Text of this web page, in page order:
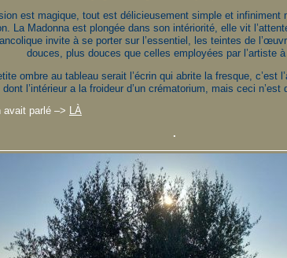
est magique, tout est délicieusement simple et infiniment
La Madonna est plongée dans son intériorité, elle vit
invite à se porter sur l’essentiel, les teintes de
douces, plus douces que celles employées par l’artiste à
ombre au tableau serait l’écrin qui abrite la fresque, c’est
dont l’intérieur a la froideur d’un crématorium, mais ceci n’est
avait parlé –> LÀ
.